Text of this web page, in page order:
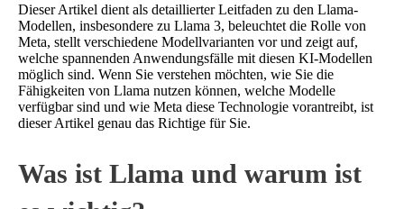
Dieser Artikel dient als detaillierter Leitfaden zu den Llama-
Modellen, insbesondere zu Llama 3, beleuchtet die Rolle von
Meta, stellt verschiedene Modellvarianten vor und zeigt auf,
welche spannenden Anwendungsfälle mit diesen KI-Modellen
möglich sind. Wenn Sie verstehen möchten, wie Sie die
Fähigkeiten von Llama nutzen können, welche Modelle
verfügbar sind und wie Meta diese Technologie vorantreibt, ist
dieser Artikel genau das Richtige für Sie.
Was ist Llama und warum ist